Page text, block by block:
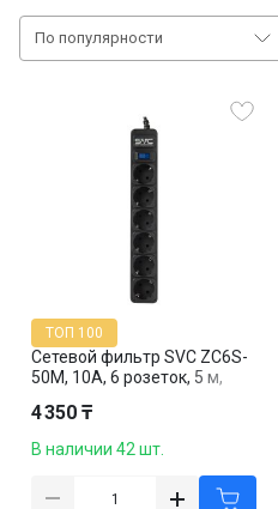
По популярности
Сетевой фильтр SVC ZC6S-
50M, 10А, 6 розеток, 5 м,
ТОП 100
4 350 ₸
В наличии 42 шт.